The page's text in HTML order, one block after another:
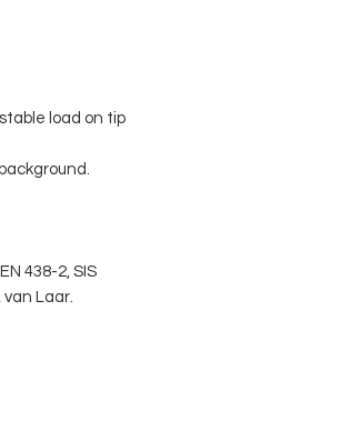
load on tip
438-2, SIS
van Laar.